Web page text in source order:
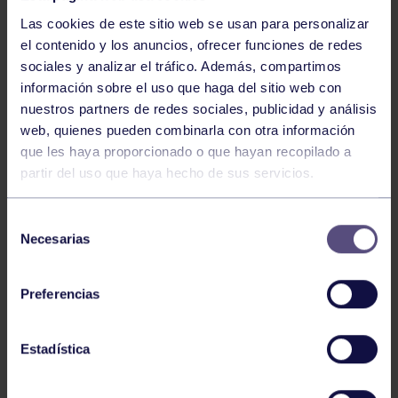
Las cookies de este sitio web se usan para personalizar
el contenido y los anuncios, ofrecer funciones de redes
sociales y analizar el tráfico. Además, compartimos
información sobre el uso que haga del sitio web con
nuestros partners de redes sociales, publicidad y análisis
web, quienes pueden combinarla con otra información
que les haya proporcionado o que hayan recopilado a
partir del uso que haya hecho de sus servicios.
Necesarias
Preferencias
Estadística
Baloncesto
ÚLTIMOS RESULTADOS DE LA SECCIÓN
Baloncesto